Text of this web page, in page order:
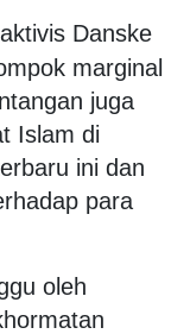
Danske
marginal
juga
Islam di
ini dan
para
oleh